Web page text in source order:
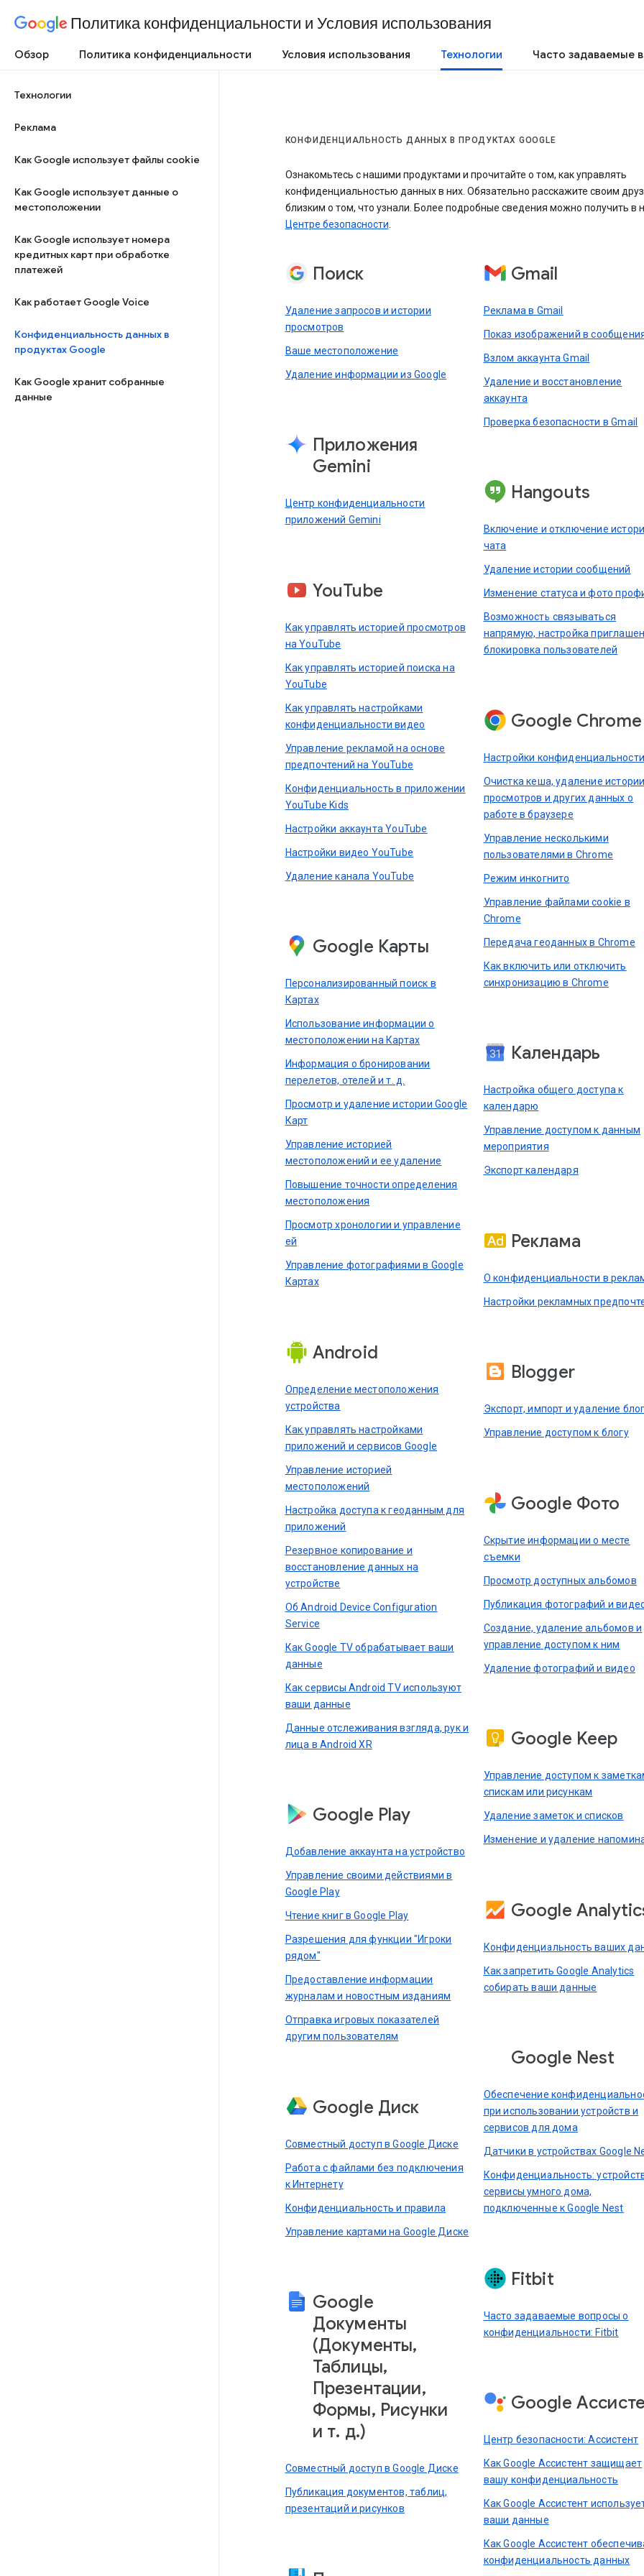
Политика конфиденциальности и Условия использования
Обзор Политика конфиденциальности Условия использования Технологии Часто задаваемые
Технологии
Реклама
Как Google использует файлы cookie
Как Google использует данные о
местоположении
Как Google использует номера
кредитных карт при обработке
платежей
Как работает Google Voice
Конфиденциальность данных в
продуктах Google
Как Google хранит собранные
данные
КОНФИДЕНЦИАЛЬНОСТЬ ДАННЫХ В ПРОДУКТАХ GOOGLE
Ознакомьтесь с нашими продуктами и прочитайте о том, как управлять
конфиденциальностью данных в них. Обязательно расскажите своим
близким о том, что узнали. Более подробные сведения можно получить в
Центре безопасности.
Поиск
Удаление запросов и истории
просмотров
Ваше местоположение
Удаление информации из Google
Приложения
Gemini
Центр конфиденциальности
приложений Gemini
YouTube
Как управлять историей просмотров
на YouTube
Как управлять историей поиска на
YouTube
Как управлять настройками
конфиденциальности видео
Управление рекламой на основе
предпочтений на YouTube
Конфиденциальность в приложении
YouTube Kids
Настройки аккаунта YouTube
Настройки видео YouTube
Удаление канала YouTube
Google Карты
Персонализированный поиск в
Картах
Использование информации о
местоположении на Картах
Информация о бронировании
перелетов, отелей и т. д.
Просмотр и удаление истории Google
Карт
Управление историей
местоположений и ее удаление
Повышение точности определения
местоположения
Просмотр хронологии и управление
ей
Управление фотографиями в Google
Картах
Android
Определение местоположения
устройства
Как управлять настройками
приложений и сервисов Google
Управление историей
местоположений
Настройка доступа к геоданным для
приложений
Резервное копирование и
восстановление данных на
устройстве
Об Android Device Configuration
Service
Как Google TV обрабатывает ваши
данные
Как сервисы Android TV используют
ваши данные
Данные отслеживания взгляда, рук и
лица в Android XR
Google Play
Добавление аккаунта на устройство
Управление своими действиями в
Google Play
Чтение книг в Google Play
Разрешения для функции "Игроки
рядом"
Предоставление информации
журналам и новостным изданиям
Отправка игровых показателей
другим пользователям
Google Диск
Совместный доступ в Google Диске
Работа с файлами без подключения
к Интернету
Конфиденциальность и правила
Управление картами на Google Диске
Google
Документы
(Документы,
Таблицы,
Презентации,
Формы, Рисунки
и т. д.)
Совместный доступ в Google Диске
Публикация документов, таблиц,
презентаций и рисунков
Gmail
Реклама в Gmail
Показ изображений в
Взлом аккаунта Gmail
Удаление и восстановление
аккаунта
Проверка безопасности в Gmail
Hangouts
Включение и отключение
чата
Удаление истории сообщений
Изменение статуса и фото
Возможность связываться
напрямую, настройка
блокировка пользователей
Google Chrome
Настройки
Очистка кеша, удаление
просмотров и других данных о
работе в браузере
Управление несколькими
пользователями в Chrome
Режим инкогнито
Управление файлами cookie в
Chrome
Передача геоданных в Chrome
Как включить или отключить
синхронизацию в Chrome
Календарь
Настройка общего доступа к
календарю
Управление доступом к данным
мероприятия
Экспорт календаря
Реклама
О конфиденциальности в
Настройки рекламных
Blogger
Экспорт, импорт и удаление
Управление доступом к блогу
Google Фото
Скрытие информации о месте
съемки
Просмотр доступных альбомов
Публикация фотографий и
Создание, удаление альбомов и
управление доступом к ним
Удаление фотографий и видео
Google Keep
Управление доступом к
спискам или рисункам
Удаление заметок и списков
Изменение и удаление
Google
Конфиденциальность ваших
Как запретить Google Analytics
собирать ваши данные
Google Nest
Обеспечение
при использовании устройств и
сервисов для дома
Датчики в устройствах Google
Конфиденциальность:
сервисы умного дома,
подключенные к Google Nest
Fitbit
Часто задаваемые вопросы о
конфиденциальности: Fitbit
Google
Центр безопасности: Ассистент
Как Google Ассистент защищает
вашу конфиденциальность
Как Google Ассистент
ваши данные
Как Google Ассистент
конфиденциальность данных